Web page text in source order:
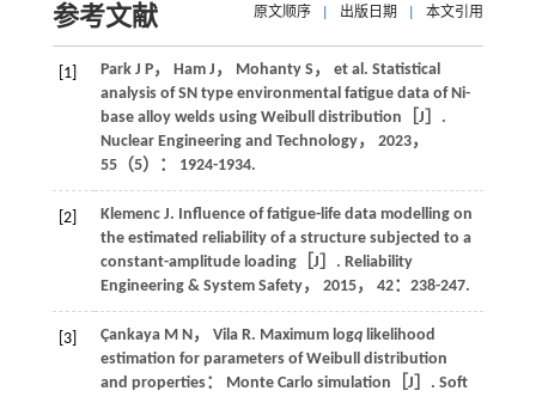
参考文献 原文顺序 出版日期 本文引用
[1] Park J P， Ham J ， Mohanty S ， et al. Statistical
analysis of SN type environmental fatigue data of Ni-
base alloy welds using Weibull distribution［J］.
Nuclear Engineering and Technology， 2023，
55（5）： 1924-1934.
[2] Klemenc J. Influence of fatigue-life data modelling on
the estimated reliability of a structure subjected to a
constant-amplitude loading［J］. Reliability
Engineering & System Safety， 2015， 42：238-247.
[3] Çankaya M N， Vila R. Maximum logqlikelihood
estimation for parameters of Weibull distribution
and properties： Monte Carlo simulation［J］. Soft